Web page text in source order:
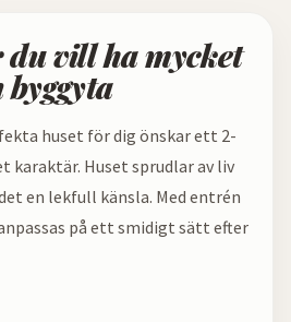
vill ha mycket
huset för dig önskar ett 2-
karaktär. Huset sprudlar av liv
en lekfull känsla. Med entrén
på ett smidigt sätt efter